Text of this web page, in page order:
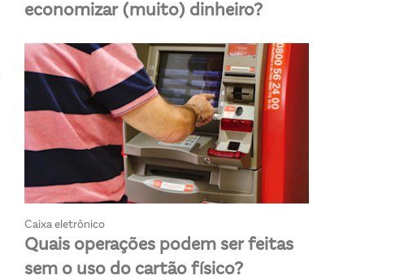
economizar (muito) dinheiro?
Caixa eletrônico
Quais operações podem ser feitas
sem o uso do cartão físico?